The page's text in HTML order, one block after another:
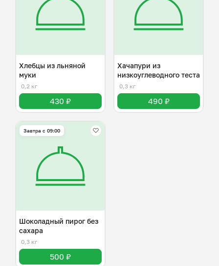
Хлебцы из льняной
муки
0,2 кг
430 ₽
Хачапури из
низкоуглеводного теста
0,3 кг
490 ₽
Завтра c 09:00
Шоколадный пирог без
сахара
0,3 кг
500 ₽